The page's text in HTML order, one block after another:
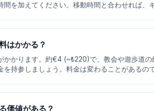
間を加えてください。移動時間と合わせれば、
はかかる？
かかります。約€4 (~₺220)で、教会や遊歩道
を持参しましょう。料金は変わることがあるの
価値がある？